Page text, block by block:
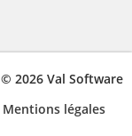
© 2026 Val Software
Mentions légales